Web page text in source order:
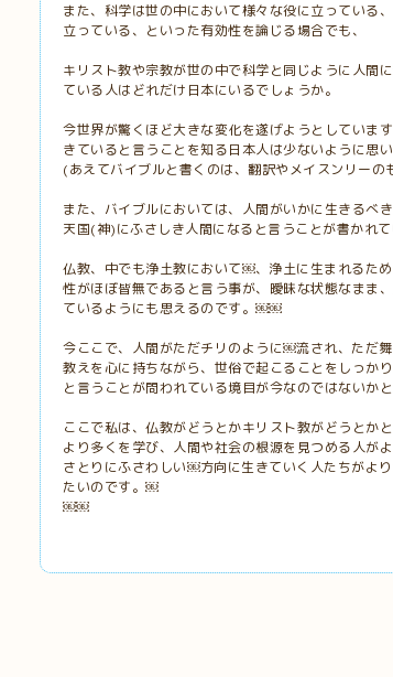
また、科学は世の中において様々な役に立っている
立っている、といった有効性を論じる場合でも、
キリスト教や宗教が世の中で科学と同じように人間
ている人はどれだけ日本にいるでしょうか。
今世界が驚くほど大きな変化を遂げようとしていま
きていると言うことを知る日本人は少ないように思い
(あえてバイブルと書くのは、翻訳やメイスンリー
また、バイブルにおいては、人間がいかに生きるべ
天国(神)にふさしき人間になると言うことが書かれて
仏教、中でも浄土教において￼、浄土に生まれるた
性がほぼ皆無であると言う事が、曖昧な状態なまま
ているようにも思えるのです。￼￼
今ここで、人間がただチリのように￼流され、ただ
教えを心に持ちながら、世俗で起こることをしっか
と言うことが問われている境目が今なのではないか
ここで私は、仏教がどうとかキリスト教がどうとか
より多くを学び、人間や社会の根源を見つめる人が
さとりにふさわしい￼方向に生きていく人たちがよ
たいのです。￼
￼￼